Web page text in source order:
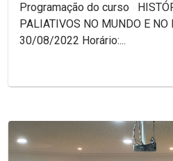
Programação do curso HISTÓRIA DOS CUIDADOS
PALIATIVOS NO MUNDO E NO
30/08/2022 Horário:...